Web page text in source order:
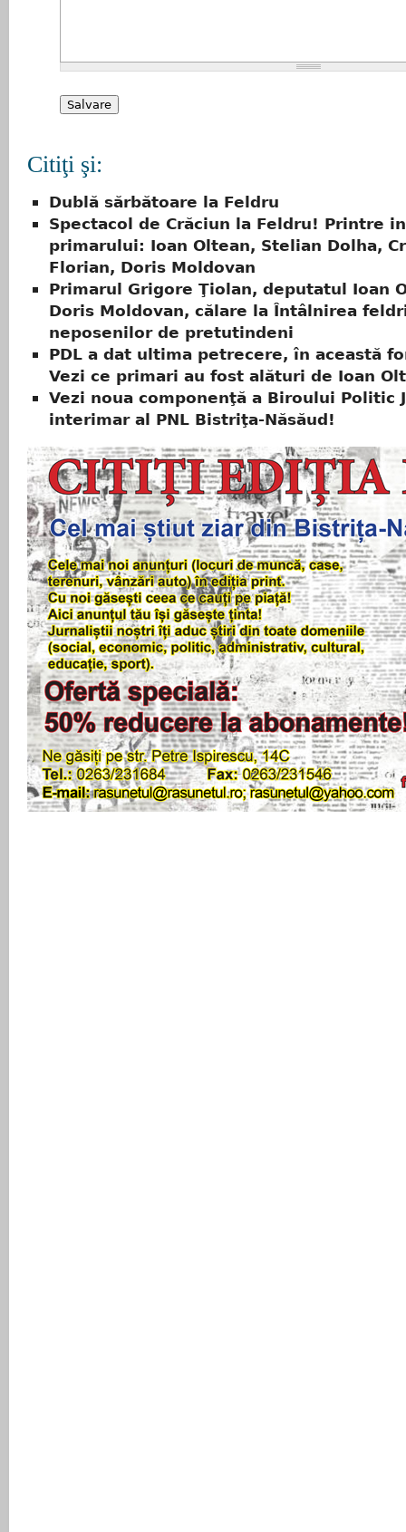
Citiţi şi:
Dublă sărbătoare la Feldru
Spectacol de Crăciun la Feldru! Printre
primarului: Ioan Oltean, Stelian Dolha,
Florian, Doris Moldovan
Primarul Grigore Ţiolan, deputatul Ioan
Doris Moldovan, călare la Întâlnirea
neposenilor de pretutindeni
PDL a dat ultima petrecere, în această
Vezi ce primari au fost alături de Ioan
Vezi noua componenţă a Biroului Politic
interimar al PNL Bistriţa-Năsăud!